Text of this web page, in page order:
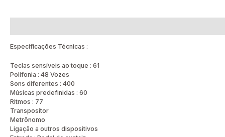
Especificações Técnicas :
Teclas sensíveis ao toque : 61
Polifonia : 48 Vozes
Sons diferentes : 400
Músicas predefinidas : 60
Ritmos : 77
Transpositor
Metrônomo
Ligação a outros dispositivos